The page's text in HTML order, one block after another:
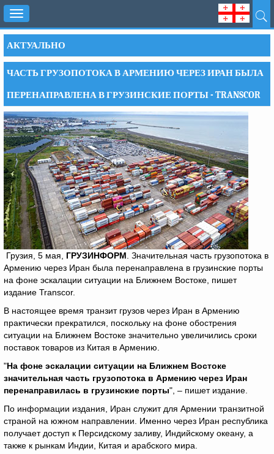
Toggle
navigation
АКТУАЛЬНО
ЧАСТЬ ГРУЗОПОТОКА В АРМЕНИЮ ЧЕРЕЗ ИРАН БЫЛА
ПЕРЕНАПРАВЛЕНА В ГРУЗИНСКИЕ ПОРТЫ - TRANSCOR
Грузия, 5 мая, ГРУЗИНФОРМ . Значительная часть грузопотока в
Армению через Иран была перенаправлена в грузинские порты
на фоне эскалации ситуации на Ближнем Востоке, пишет
издание Transcor.
В настоящее время транзит грузов через Иран в Армению
практически прекратился, поскольку на фоне обострения
ситуации на Ближнем Востоке значительно увеличились сроки
поставок товаров из Китая в Армению.
"На фоне эскалации ситуации на Ближнем Востоке
значительная часть грузопотока в Армению через Иран
перенаправилась в грузинские порты", – пишет издание.
По информации издания, Иран служит для Армении транзитной
страной на южном направлении. Именно через Иран республика
получает доступ к Персидскому заливу, Индийскому океану, а
также к рынкам Индии, Китая и арабского мира.